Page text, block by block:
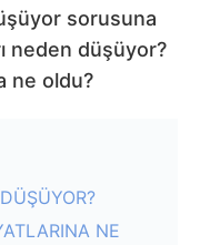
sorusuna
neden düşüyor?
ne oldu?
NE